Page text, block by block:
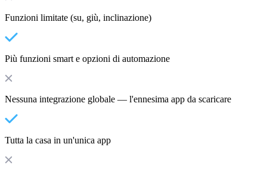
Funzioni limitate (su, giù, inclinazione)
Più funzioni smart e opzioni di automazione
Nessuna integrazione globale — l'ennesima app da scaricare
Tutta la casa in un'unica app